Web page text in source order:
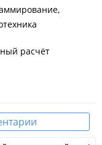
расчёт